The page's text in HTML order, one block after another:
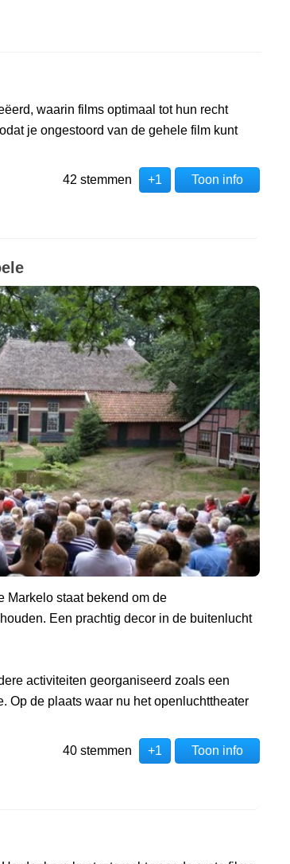
waarin films optimaal tot hun recht
je ongestoord van de gehele film kunt
42 stemmen +1 Toon info
Markelo staat bekend om de
Een prachtig decor in de buitenlucht
activiteiten georganiseerd zoals een
Op de plaats waar nu het openluchttheater
40 stemmen +1 Toon info